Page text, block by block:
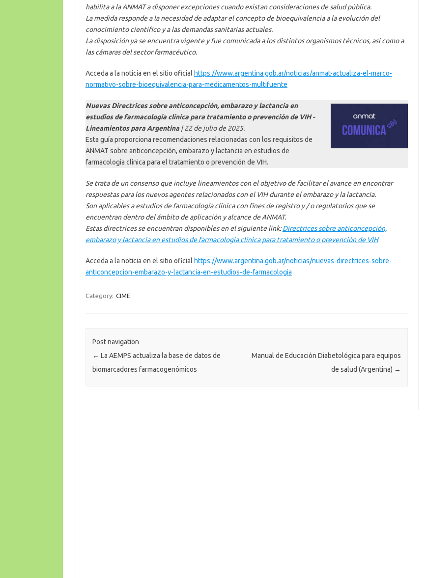
habilita a la ANMAT a disponer excepciones cuando existan consideraciones de salud pública.
La medida responde a la necesidad de adaptar el concepto de bioequivalencia a la evolución del
conocimiento científico y a las demandas sanitarias actuales.
La disposición ya se encuentra vigente y fue comunicada a los distintos organismos técnicos, así como a
las cámaras del sector farmacéutico.
Acceda a la noticia en el sitio oficial https://www.argentina.gob.ar/noticias/anmat-actualiza-el-marco-
normativo-sobre-bioequivalencia-para-medicamentos-multifuente
Nuevas Directrices sobre anticoncepción, embarazo y lactancia en
estudios de farmacología clínica para tratamiento o prevención de VIH -
Lineamientos para Argentina| 22 de julio de 2025.
Esta guía proporciona recomendaciones relacionadas con los requisitos de
ANMAT sobre anticoncepción, embarazo y lactancia en estudios de
farmacología clínica para el tratamiento o prevención de VIH.
Se trata de un consenso que incluye lineamientos con el objetivo de facilitar el avance en encontrar
respuestas para los nuevos agentes relacionados con el VIH durante el embarazo y la lactancia.
Son aplicables a estudios de farmacología clínica con fines de registro y / o regulatorios que se
encuentran dentro del ámbito de aplicación y alcance de ANMAT.
Estas directrices se encuentran disponibles en el siguiente link:Directrices sobre anticoncepción,
embarazo y lactancia en estudios de farmacología clínica para tratamiento o prevención de VIH
Acceda a la noticia en el sitio oficial https://www.argentina.gob.ar/noticias/nuevas-directrices-sobre-
anticoncepcion-embarazo-y-lactancia-en-estudios-de-farmacologia
Category: CIME
Post navigation
← La AEMPS actualiza la base de datos de
biomarcadores farmacogenómicos
Manual de Educación Diabetológica para equipos
de salud (Argentina) →